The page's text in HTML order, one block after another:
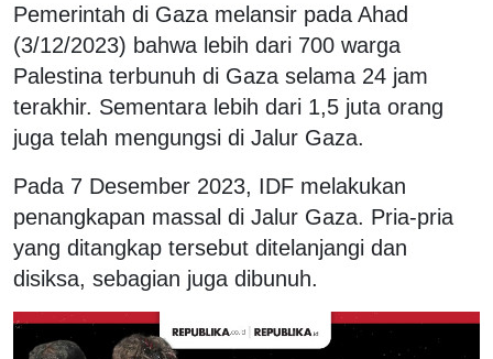
Pemerintah di Gaza melansir pada Ahad
(3/12/2023) bahwa lebih dari 700 warga
Palestina terbunuh di Gaza selama 24 jam
terakhir. Sementara lebih dari 1,5 juta orang
juga telah mengungsi di Jalur Gaza.
Pada 7 Desember 2023, IDF melakukan
penangkapan massal di Jalur Gaza. Pria-pria
yang ditangkap tersebut ditelanjangi dan
disiksa, sebagian juga dibunuh.